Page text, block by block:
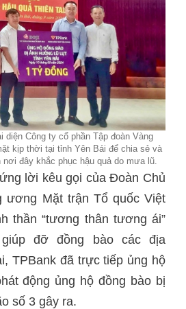
diện Công ty cổ phần Tập đoàn Vàng
kịp thời tại tỉnh Yên Bái để chia sẻ và
đây khắc phục hậu quả do mưa lũ.
lời kêu gọi của Đoàn Chủ
ương Mặt trận Tổ quốc Việt
thần “tương thân tương ái”
đỡ đồng bào các địa
TPBank đã trực tiếp ủng hộ
động ủng hộ đồng bào bị
số 3 gây ra.